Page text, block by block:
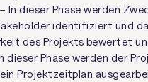
– In dieser Phase werden
identifiziert und
des Projekts bewertet
dieser Phase werden der
Projektzeitplan